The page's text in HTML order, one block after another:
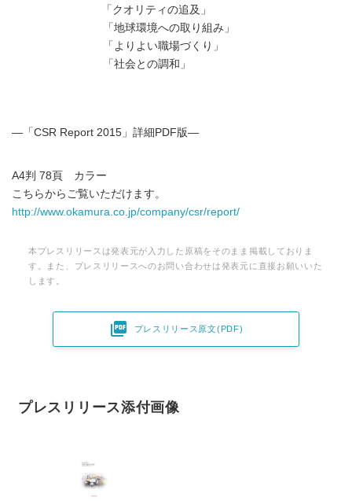
「クオリティの追及」
「地球環境への取り組み」
「よりよい職場づくり」
「社会との調和」
―「CSR Report 2015」詳細PDF版―
A4判 78頁 カラー
こちらからご覧いただけます。
http://www.okamura.co.jp/company/csr/report/
本プレスリリースは発表元が入力した原稿をそのまま掲載しておりま
す。また、プレスリリースへのお問い合わせは発表元に直接お願いいた
します。
 プレスリリース原文(PDF)
プレスリリース添付画像